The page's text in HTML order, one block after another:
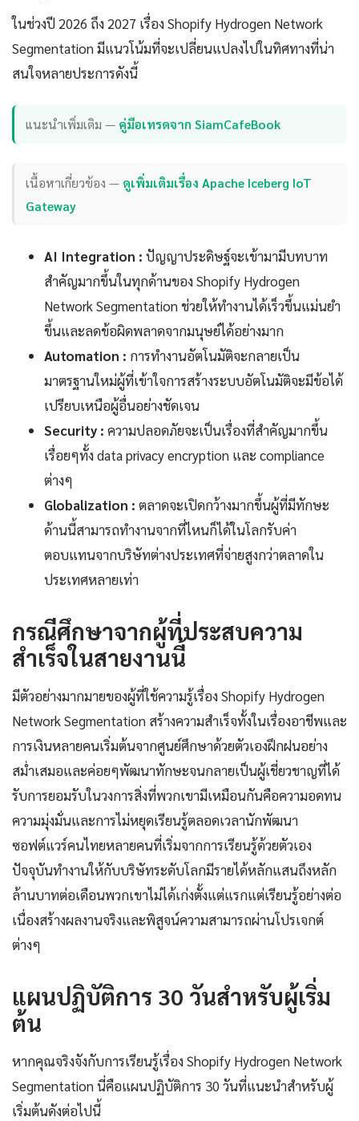
ในช่วงปี 2026 ถึง 2027 เรื่อง Shopify Hydrogen Network
Segmentation มีแนวโน้มที่จะเปลี่ยนแปลงไปในทิศทางที่น่า
สนใจหลายประการดังนี้
แนะนำเพิ่มเติม — คู่มือเทรดจาก SiamCafeBook
เนื้อหาเกี่ยวข้อง — ดูเพิ่มเติมเรื่อง Apache Iceberg IoT
Gateway
AI Integration : ปัญญาประดิษฐ์จะเข้ามามีบทบาท
สำคัญมากขึ้นในทุกด้านของ Shopify Hydrogen
Network Segmentation ช่วยให้ทำงานได้เร็วขึ้นแม่นยำ
ขึ้นและลดข้อผิดพลาดจากมนุษย์ได้อย่างมาก
Automation : การทำงานอัตโนมัติจะกลายเป็น
มาตรฐานใหม่ผู้ที่เข้าใจการสร้างระบบอัตโนมัติจะมีข้อได้
เปรียบเหนือผู้อื่นอย่างชัดเจน
Security : ความปลอดภัยจะเป็นเรื่องที่สำคัญมากขึ้น
เรื่อยๆทั้ง data privacy encryption และ compliance
ต่างๆ
Globalization : ตลาดจะเปิดกว้างมากขึ้นผู้ที่มีทักษะ
ด้านนี้สามารถทำงานจากที่ไหนก็ได้ในโลกรับค่า
ตอบแทนจากบริษัทต่างประเทศที่จ่ายสูงกว่าตลาดใน
ประเทศหลายเท่า
กรณีศึกษาจากผู้ที่ประสบความ
สำเร็จในสายงานนี้
มีตัวอย่างมากมายของผู้ที่ใช้ความรู้เรื่อง Shopify Hydrogen
Network Segmentation สร้างความสำเร็จทั้งในเรื่องอาชีพและ
การเงินหลายคนเริ่มต้นจากศูนย์ศึกษาด้วยตัวเองฝึกฝนอย่าง
สม่ำเสมอและค่อยๆพัฒนาทักษะจนกลายเป็นผู้เชี่ยวชาญที่ได้
รับการยอมรับในวงการสิ่งที่พวกเขามีเหมือนกันคือความอดทน
ความมุ่งมั่นและการไม่หยุดเรียนรู้ตลอดเวลานักพัฒนา
ซอฟต์แวร์คนไทยหลายคนที่เริ่มจากการเรียนรู้ด้วยตัวเอง
ปัจจุบันทำงานให้กับบริษัทระดับโลกมีรายได้หลักแสนถึงหลัก
ล้านบาทต่อเดือนพวกเขาไม่ได้เก่งตั้งแต่แรกแต่เรียนรู้อย่างต่อ
เนื่องสร้างผลงานจริงและพิสูจน์ความสามารถผ่านโปรเจกต์
ต่างๆ
แผนปฏิบัติการ 30 วันสำหรับผู้เริ่ม
ต้น
หากคุณจริงจังกับการเรียนรู้เรื่อง Shopify Hydrogen Network
Segmentation นี่คือแผนปฏิบัติการ 30 วันที่แนะนำสำหรับผู้
เริ่มต้นดังต่อไปนี้